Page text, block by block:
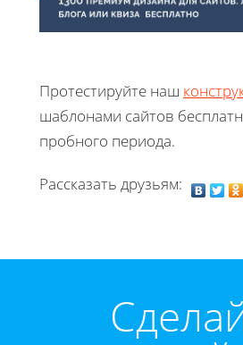
Протестируйте наш
шаблонами сайтов
пробного периода.
Рассказать друзьям: